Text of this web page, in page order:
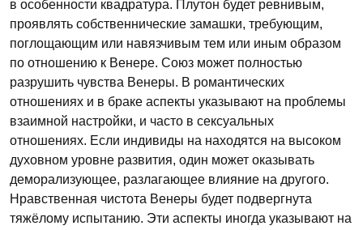
в особенности квадратура. Плутон будет ревнивым,
проявлять собственнические замашки, требующим,
поглощающим или навязчивым тем или иным образом
по отношению к Венере. Союз может полностью
разрушить чувства Венеры. В романтических
отношениях и в браке аспекты указывают на проблемы
взаимной настройки, и часто в сексуальных
отношениях. Если индивиды на находятся на высоком
духовном уровне развития, один может оказывать
деморализующее, разлагающее влияние на другого.
Нравственная чистота Венеры будет подвергнута
тяжёлому испытанию. Эти аспекты иногда указывают на